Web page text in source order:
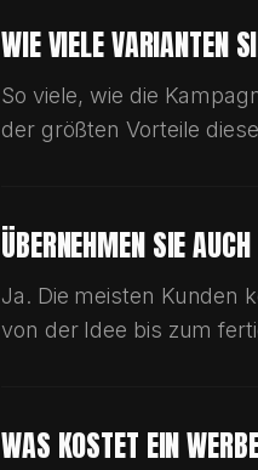
WIE VIELE VARIANTEN
So viele, wie die
der größten Vorteile
ÜBERNEHMEN SIE
Ja. Die meisten Kunden
von der Idee bis zum
WAS KOSTET EIN